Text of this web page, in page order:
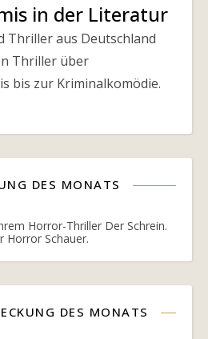
in der Literatur
Thriller aus Deutschland
Thriller über
bis zur Kriminalkomödie.
DES MONATS
Horror-Thriller Der Schrein.
Horror Schauer.
DES MONATS